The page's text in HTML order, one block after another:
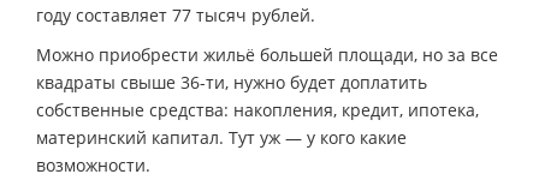
году составляет 77 тысяч рублей.
Можно приобрести жильё большей площади, но за все
квадраты свыше 36-ти, нужно будет доплатить
собственные средства: накопления, кредит, ипотека,
материнский капитал. Тут уж — у кого какие
возможности.